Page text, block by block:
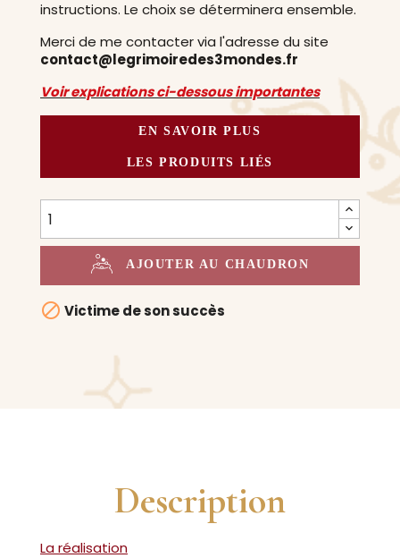
instructions. Le choix se déterminera ensemble.
Merci de me contacter via l'adresse du site
contact@legrimoiredes3mondes.fr
Voir explications ci-dessous importantes
EN SAVOIR PLUS
LES PRODUITS LIÉS
AJOUTER AU CHAUDRON
 Victime de son succès
Description
La réalisation